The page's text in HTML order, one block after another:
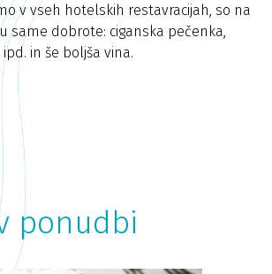
v vseh hotelskih restavracijah, so na
same dobrote: ciganska pečenka,
ipd. in še boljša vina.
ponudbi